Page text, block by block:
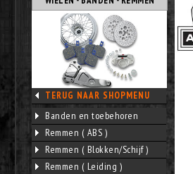
TERUG NAAR SHOPMENU
Banden en toebehoren
Remmen ( ABS )
Remmen ( Blokken/Schijf )
Remmen ( Leiding )